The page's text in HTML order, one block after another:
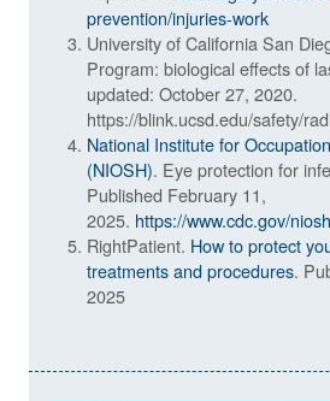
prevention/injuries-work
University of California San
Program: biological effects of
updated: October 27, 2020.
https://blink.ucsd.edu/safety/
National Institute for
(NIOSH). Eye protection for
Published February 11,
2025. https://www.cdc.gov/
RightPatient. How to protect
treatments and procedures.
2025